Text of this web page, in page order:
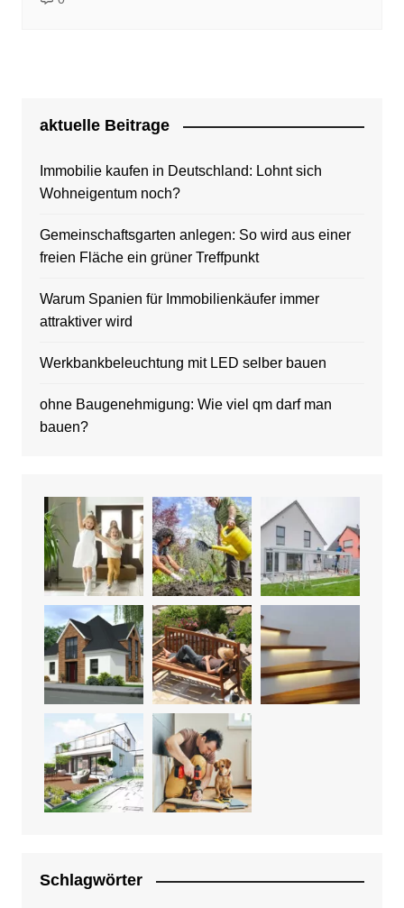
aktuelle Beitrage
Immobilie kaufen in Deutschland: Lohnt sich
Wohneigentum noch?
Gemeinschaftsgarten anlegen: So wird aus einer
freien Fläche ein grüner Treffpunkt
Warum Spanien für Immobilienkäufer immer
attraktiver wird
Werkbankbeleuchtung mit LED selber bauen
ohne Baugenehmigung: Wie viel qm darf man
bauen?
Schlagwörter